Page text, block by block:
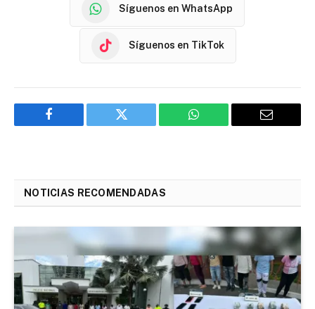
Síguenos en WhatsApp
Síguenos en TikTok
Facebook Twitter WhatsApp Email
NOTICIAS RECOMENDADAS